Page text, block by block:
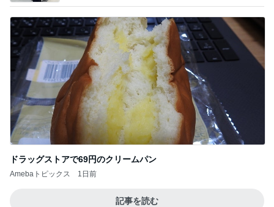
ドラッグストアで69円のクリームパン
Amebaトピックス 1日前
記事を読む